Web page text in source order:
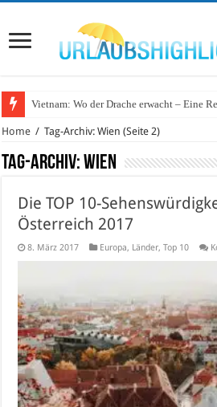
Vietnam: Wo der Drache erwacht – Eine
Wo lohnt sich Urlaub auf dem Wasser in
Home / Tag-Archiv: Wien (Seite 2)
Tag-Archiv:Wien
Die TOP 10-
Österreich 2017
8. März 2017 Europa, Länder,Top 10